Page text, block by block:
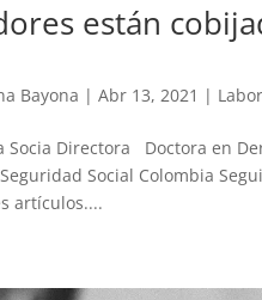
están
Bayona |Abr 13, 2021 |
Socia Directora Doctora en
Social Colombia
artículos....